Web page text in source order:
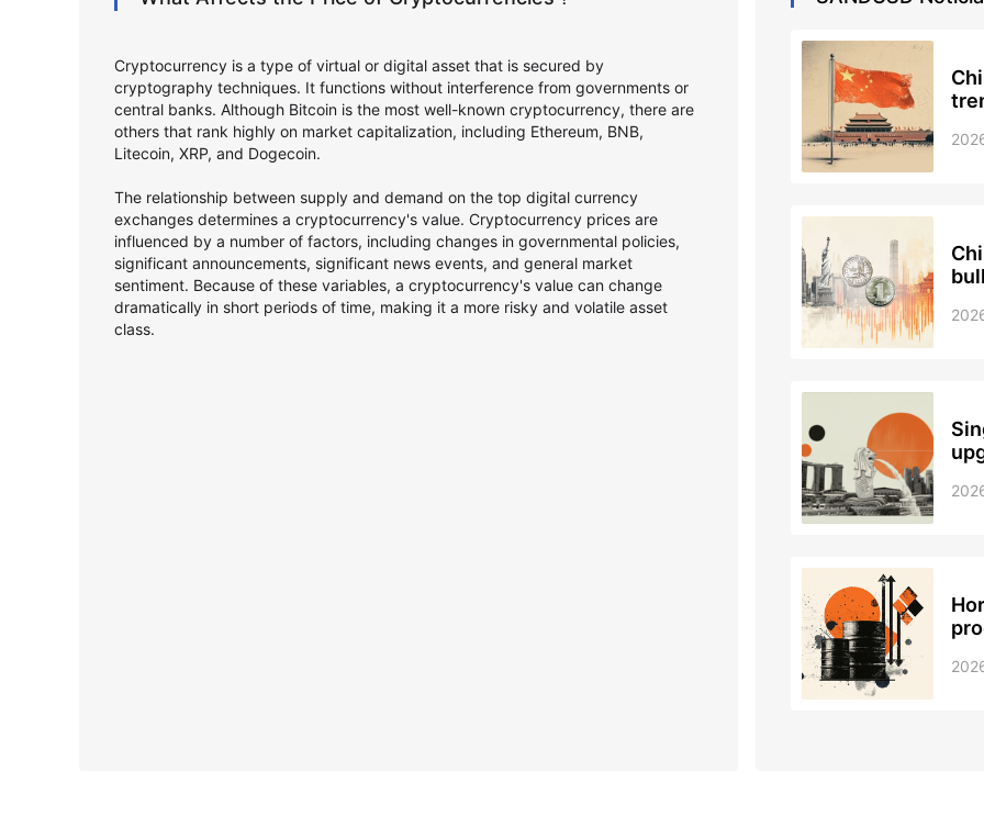
Cryptocurrency is a type of virtual or digital asset that is secured by
cryptography techniques. It functions without interference from governments or
central banks. Although Bitcoin is the most well-known cryptocurrency, there are
others that rank highly on market capitalization, including Ethereum, BNB,
Litecoin, XRP, and Dogecoin.
The relationship between supply and demand on the top digital currency
exchanges determines a cryptocurrency's value. Cryptocurrency prices are
influenced by a number of factors, including changes in governmental policies,
significant announcements, significant news events, and general market
sentiment. Because of these variables, a cryptocurrency's value can change
dramatically in short periods of time, making it a more risky and volatile asset
class.